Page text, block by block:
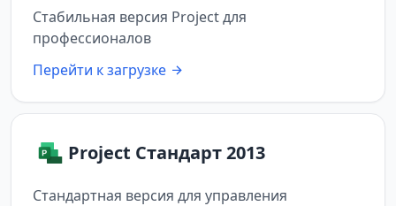
Стабильная версия Project для
профессионалов
Перейти к загрузке
Project Стандарт 2013
Стандартная версия для управления